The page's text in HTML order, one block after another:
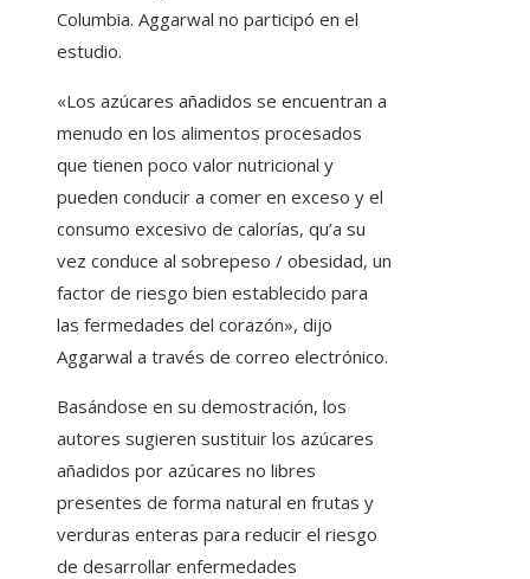
Columbia. Aggarwal no participó en el
estudio.
«Los azúcares añadidos se encuentran a
menudo en los alimentos procesados ​​​​
que tienen poco valor nutricional y
pueden conducir a comer en exceso y el
consumo excesivo de calorías, qu’a su
vez conduce al sobrepeso / obesidad, un
factor de riesgo bien establecido para
las fermedades del corazón», dijo
Aggarwal a través de correo electrónico.
Basándose en su demostración, los
autores sugieren sustituir los azúcares
añadidos por azúcares no libres
presentes de forma natural en frutas y
verduras enteras para reducir el riesgo
de desarrollar enfermedades